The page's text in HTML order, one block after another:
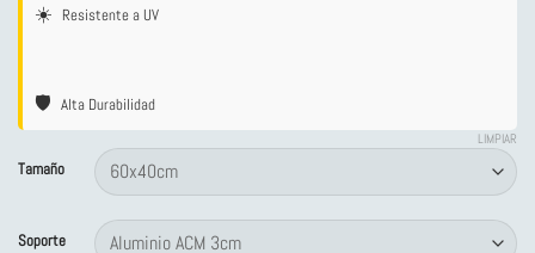
☀️ Resistente a UV
🛡️ Alta Durabilidad
Tamaño
Soporte
LIMPIAR